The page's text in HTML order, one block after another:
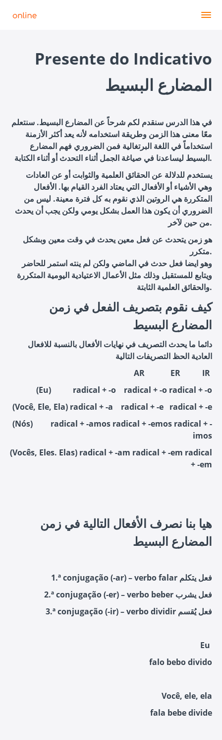
Presente do Indicativo
المضارع البسيط
في هذا الدرس سنقدم لكم شرحاً عن المضارع البسيط. سنتعلم
معًا معنى هذا الزمن وطريقة استخدامه لأنه يعد أكثر الأزمنة
استخداماً في اللغة البرتغالية فمن الضروري فهم المضارع
البسيط ليساعدنا في صياغة الجمل أثناء التحدث أو أثناء الكتابة.
يستخدم للدلالة عن الحقائق العلمية والثوابت أو عن العادات
وهي الأشياء أو الأفعال التي يعتاد الفرد القيام بها. الأفعال
المتكررة هي الروتين الذي نقوم به كل فترة معينة. ليس من
الضروري أن يكون هذا العمل بشكل يومي ولكن يجب أن يحدث
من حين لآخر.
هو زمن يتحدث عن فعل معين يحدث في وقت معين وبشكل
متكرر.
وهو ايضا فعل حدث في الماضي ولكن لم ينته استمر للحاضر
ويتابع للمستقبل وذلك مثل الأعمال الاعتيادية اليومية المتكررة
والحقائق العلمية الثابتة.
كيف نقوم بتصريف الفعل في زمن
المضارع البسيط
دائما ما يحدث التصريف في نهايات الأفعال بالنسبة للافعال
العادية الحظ التصريفات التالية
AR ER IR
(Eu) radical + -o radical + -o radical + -o
(Você, Ele, Ela) radical + -a radical + -e radical + -e
(Nós) radical + -amos radical + -emos radical + -
imos
(Vocês, Eles. Elas) radical + -am radical + -em radical
+ -em
هيا بنا نصرف الأفعال التالية في زمن
المضارع البسيط
1.ª conjugação (-ar) – verbo falar فعل يتكلم
2.ª conjugação (-er) – verbo beber فعل يشرب
3.ª conjugação (-ir) – verbo dividir فعل يُقسم
Eu
falo bebo divido
Você, ele, ela
fala bebe divide